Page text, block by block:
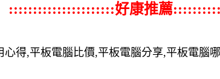
::::::::::::::::::::::好康推薦
得,平板電腦比價,平板電腦分享,平板電腦